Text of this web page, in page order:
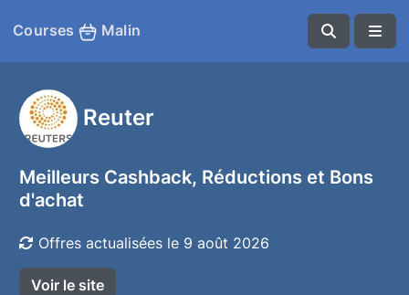
Courses Malin
Reuter
Meilleurs Cashback, Réductions et Bons
d'achat
Offres actualisées le 9 août 2026
Voir le site